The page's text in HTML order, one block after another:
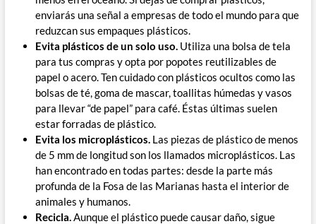
enviarás una señal a empresas de todo el mundo para que
reduzcan sus empaques plásticos.
Evita plásticos de un solo uso.Utiliza una bolsa de tela
para tus compras y opta por popotes reutilizables de
papel o acero. Ten cuidado con plásticos ocultos como las
bolsas de té, goma de mascar, toallitas húmedas y vasos
para llevar “de papel” para café. Éstas últimas suelen
estar forradas de plástico.
Evita los microplásticos.Las piezas de plástico de menos
de 5 mm de longitud son los llamados microplásticos. Las
han encontrado en todas partes: desde la parte más
profunda de la Fosa de las Marianas hasta el interior de
animales y humanos.
Recicla.Aunque el plástico puede causar daño, sigue